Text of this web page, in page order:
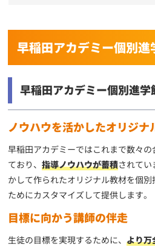
早稲田アカデミー個別
早稲田アカデミー個別進
ノウハウを活かしたオリジナ
早稲田アカデミーではこれまで数々
ており、指導ノウハウが蓄積されて
かして作られたオリジナル教材を個
ためにカスタマイズして提供します。
目標に向かう講師の伴走
生徒の目標を実現するために、より万